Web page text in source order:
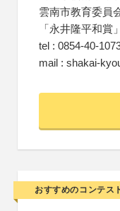
雲南市教育委員
「永井隆平和賞
tel : 0854-40-
mail : shakai-
おすすめのコンテス